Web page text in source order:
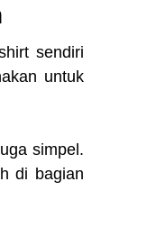
sendiri
untuk
simpel.
di bagian